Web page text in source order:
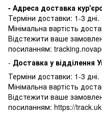
- Адреса доставка
Терміни доставки: 1-3 дні.
Мінімальна вартість
Відстежити ваше
посиланням:
- Доставка у відділення
Терміни доставки: 1-3 дні.
Мінімальна вартість
Відстежити ваше
посиланням: https://